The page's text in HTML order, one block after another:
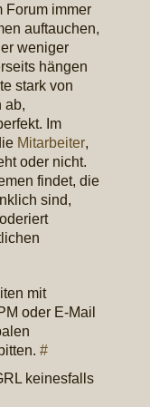
Forum immer
auftauchen,
weniger
hängen
stark von
ab,
Im
Mitarbeiter,
oder nicht.
findet, die
sind,
mit
oder E-Mail
#
keinesfalls